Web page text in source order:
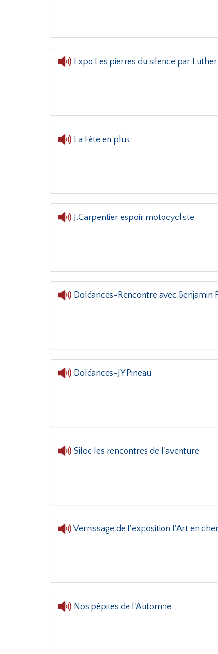
Expo Les pierres du silence par Luther
La Fête en plus
J.Carpentier espoir motocycliste
Doléances-Rencontre avec Benjamin
Doléances-JY Pineau
Siloe les rencontres de l'aventure
Vernissage de l'exposition l'Art en
Nos pépites de l'Automne